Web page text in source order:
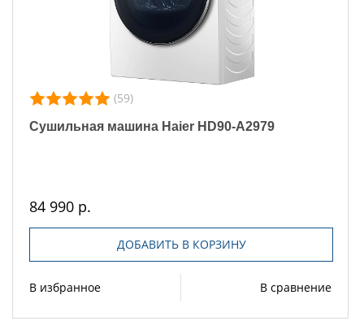
(59)
Сушильная машина Haier HD90-A2979
84 990 р.
ДОБАВИТЬ В КОРЗИНУ
В избранное В сравнение